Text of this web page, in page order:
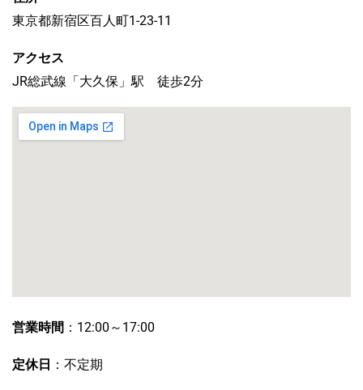
東京都新宿区百人町1-23-11
アクセス
JR総武線「大久保」駅 徒歩2分
営業時間 ：12:00～17:00
定休日 ：不定期